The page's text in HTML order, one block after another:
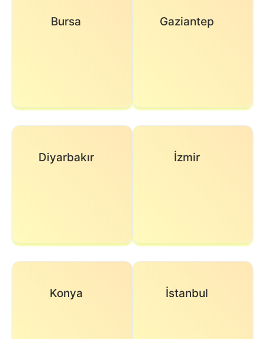
Bursa Gaziantep
Diyarbakır İzmir
Konya İstanbul